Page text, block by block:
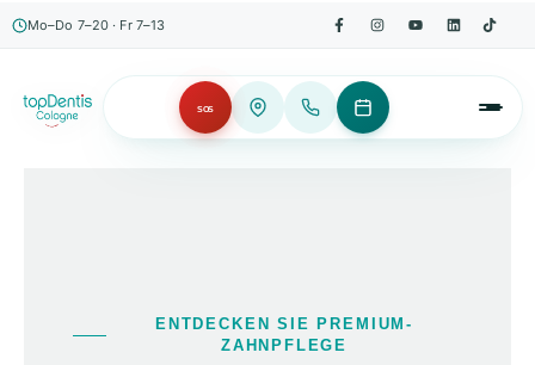
Mo–Do 7–20 · Fr 7–13
SOS
ENTDECKEN SIE PREMIUM-
ZAHNPFLEGE